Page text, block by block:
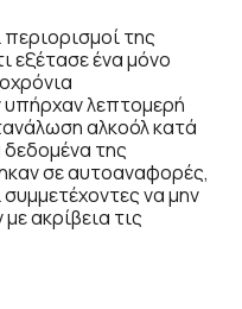
της
εξέτασε ένα μόνο
λεπτομερή
αλκοόλ κατά
της
σε αυτοαναφορές,
να μην
ακρίβεια τις